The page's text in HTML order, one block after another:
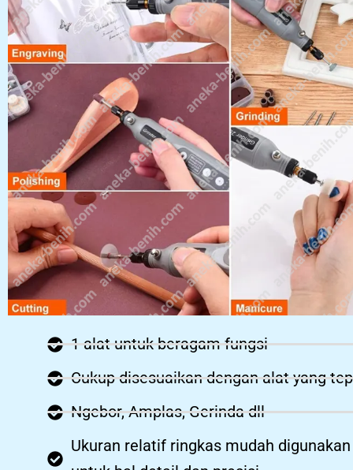
1 alat untuk beragam fungsi
Cukup disesuaikan dengan alat yang
Ngebor, Amplas, Gerinda dll
Ukuran relatif ringkas mudah digunakan